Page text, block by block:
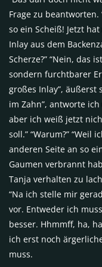
Frage zu beantworten.
so ein Scheiß! Jetzt
Inlay aus dem
Scherze?” “Nein, das
sondern furchtbarer
großes Inlay”, äußerst
im Zahn”, antworte ich
aber ich weiß jetzt
soll.” “Warum?”
anderen Seite an so
Gaumen verbrannt
Tanja verhalten zu
“Na ich stelle mir
vor. Entweder ich
besser. Hhmmff, ha,
ich erst noch
muss.